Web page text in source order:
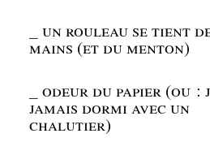
_un rouleau se tient
mains (et du menton)
_odeur du papier (ou :
jamais dormi avec un
chalutier)